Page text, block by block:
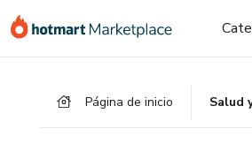
Página de inicio Salud